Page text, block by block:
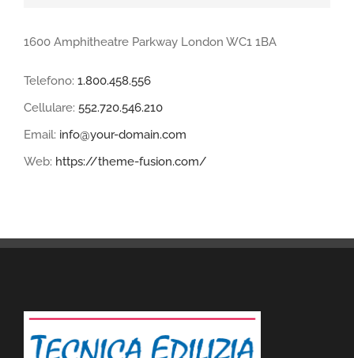
1600 Amphitheatre Parkway London WC1 1BA
Telefono: 1.800.458.556
Cellulare: 552.720.546.210
Email: info@your-domain.com
Web: https://theme-fusion.com/